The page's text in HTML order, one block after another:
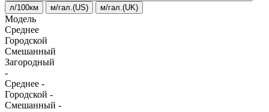
л/100км м/гал.(US) м/гал.(UK)
Модель
Среднее
Городской
Смешанный
Загородный
-
Среднее -
Городской -
Смешанный -